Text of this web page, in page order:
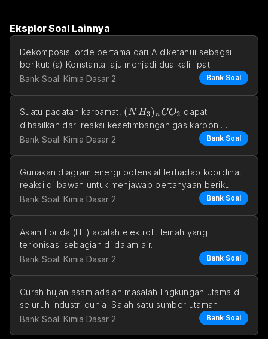
Eksplor Soal Lainnya
Dekomposisi orde pertama dari A diketahui sebagai
berikut: (a) Konstanta laju menjadi dua kali lipat
Bank Soal: Kimia Dasar 2
Bank Soal
Suatu padatan karbamat, (NH_3)_nCO_2
(N H3) nCO2 dapat
dihasilkan dari reaksi kesetimbangan gas karbon
dioksida dan amonia d
Bank Soal: Kimia Dasar 2 Bank Soal
Gunakan diagram energi potensial terhadap koordinat
reaksi di bawah untuk menjawab pertanyaan beriku
Bank Soal: Kimia Dasar 2
Bank Soal
Asam florida (HF) adalah elektrolit lemah yang
terionisasi sebagian di dalam air.
HF_{(aq)}\rightleftarrows H^+_{(aq)}+F^-_{(aq)}
HF( aq) ⇄ H(aq )
+ + F (a
−
Bank Soal: Kimia Dasar 2 Bank Soal
Curah hujan asam adalah masalah lingkungan utama di
seluruh industri dunia. Salah satu sumber utaman
Bank Soal: Kimia Dasar 2
Bank Soal